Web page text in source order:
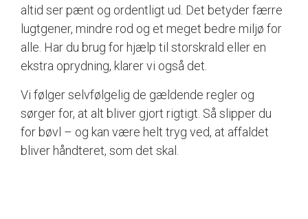
altid ser pænt og ordentligt ud. Det betyder færre
lugtgener, mindre rod og et meget bedre miljø for
alle. Har du brug for hjælp til storskrald eller en
ekstra oprydning, klarer vi også det.
Vi følger selvfølgelig de gældende regler og
sørger for, at alt bliver gjort rigtigt. Så slipper du
for bøvl – og kan være helt tryg ved, at affaldet
bliver håndteret, som det skal.